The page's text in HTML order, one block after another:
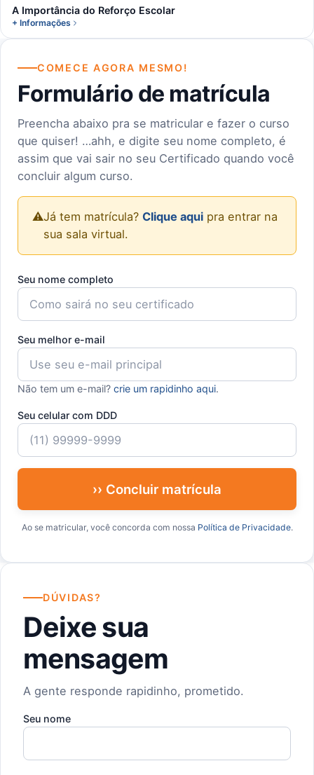
A Importância do Reforço Escolar
+ Informações
COMECE AGORA MESMO!
Formulário de matrícula
Preencha abaixo pra se matricular e fazer o curso
que quiser! …ahh, e digite seu nome completo, é
assim que vai sair no seu Certificado quando você
concluir algum curso.
⚠️Já tem matrícula? Clique aqui pra entrar na
sua sala virtual.
Seu nome completo
Seu melhor e-mail
Não tem um e-mail? crie um rapidinho aqui.
Seu celular com DDD
›› Concluir matrícula
Ao se matricular, você concorda com nossa Política de Privacidade.
DÚVIDAS?
Deixe sua
mensagem
A gente responde rapidinho, prometido.
Seu nome